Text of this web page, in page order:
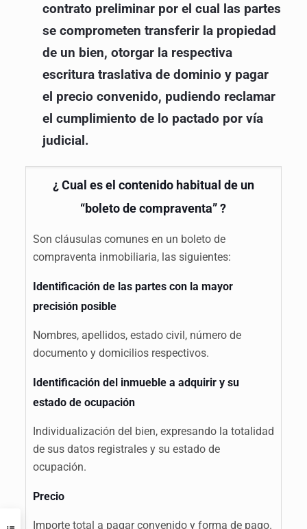
contrato preliminar por el cual las partes
se comprometen transferir la propiedad
de un bien, otorgar la respectiva
escritura traslativa de dominio y pagar
el precio convenido, pudiendo reclamar
el cumplimiento de lo pactado por vía
judicial.
¿ Cual es el contenido habitual de un
“boleto de compraventa” ?
Son cláusulas comunes en un boleto de
compraventa inmobiliaria, las siguientes:
Identificación de las partes con la mayor
precisión posible
Nombres, apellidos, estado civil, número de
documento y domicilios respectivos.
Identificación del inmueble a adquirir y su
estado de ocupación
Individualización del bien, expresando la totalidad
de sus datos registrales y su estado de
ocupación.
Precio
Importe total a pagar convenido y forma de pago.